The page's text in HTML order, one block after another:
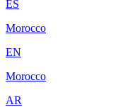
ES
Morocco
EN
Morocco
AR